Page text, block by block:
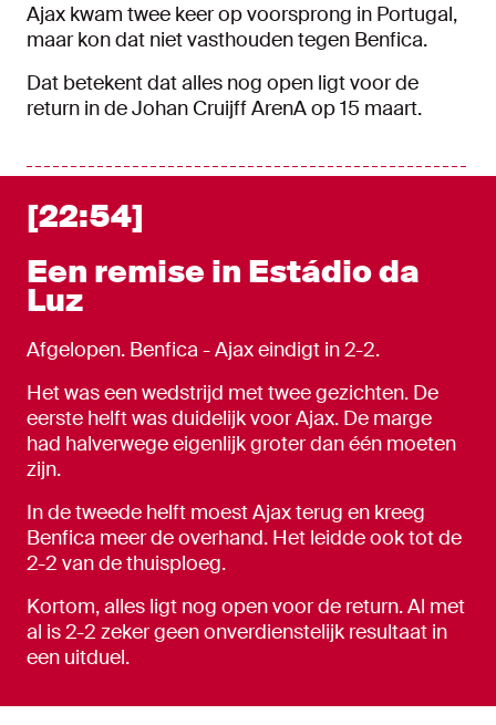
Ajax kwam twee keer op voorsprong in Portugal,
maar kon dat niet vasthouden tegen Benfica.
Dat betekent dat alles nog open ligt voor de
return in de Johan Cruijff ArenA op 15 maart.
[22:54]
Een remise in Estádio da
Luz
Afgelopen. Benfica - Ajax eindigt in 2-2.
Het was een wedstrijd met twee gezichten. De
eerste helft was duidelijk voor Ajax. De marge
had halverwege eigenlijk groter dan één moeten
zijn.
In de tweede helft moest Ajax terug en kreeg
Benfica meer de overhand. Het leidde ook tot de
2-2 van de thuisploeg.
Kortom, alles ligt nog open voor de return. Al met
al is 2-2 zeker geen onverdienstelijk resultaat in
een uitduel.